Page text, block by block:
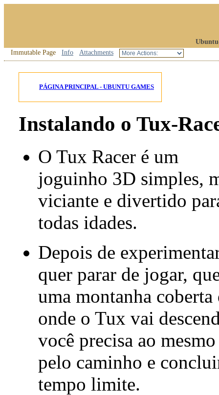
Immutable Page
Info Attachments
PÁGINA PRINCIPAL - UBUNTU GAMES
Instalando o Tux-
O Tux Racer é um
joguinho 3D simples,
viciante e divertido
todas idades.
Depois de
quer parar de jogar,
uma montanha
onde o Tux vai
você precisa ao
pelo caminho e
tempo limite.